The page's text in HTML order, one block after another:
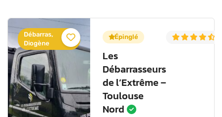
5.0 (6)
Débarras,
Diogène
Épinglé
Les
Débarrasseurs
de l’Extrême –
Toulouse
Nord